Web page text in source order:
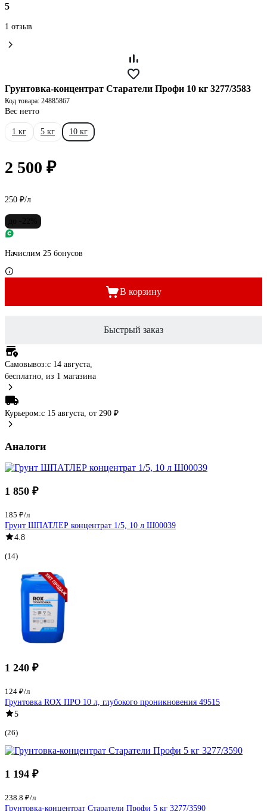
5
1 отзыв
Грунтовка-концентрат Старатели Профи 10 кг 3277/3583
Код товара: 24885867
Вес нетто
1 кг 5 кг 10 кг
2 500 ₽
250 ₽/л
Начислим 25 бонусов
В корзину
Быстрый заказ
Самовывоз:c 14 августа,
бесплатно, из 1 магазина
Курьером:c 15 августа, от 290 ₽
Аналоги
1 850 ₽
185 ₽/л
Грунт ШПАТЛЕР концентрат 1/5, 10 л Ш00039
4.8
(14)
1 240 ₽
124 ₽/л
Грунтовка ROX ПРО 10 л, глубокого проникновения 49515
5
(26)
1 194 ₽
238.8 ₽/л
Грунтовка-концентрат Старатели Профи 5 кг 3277/3590